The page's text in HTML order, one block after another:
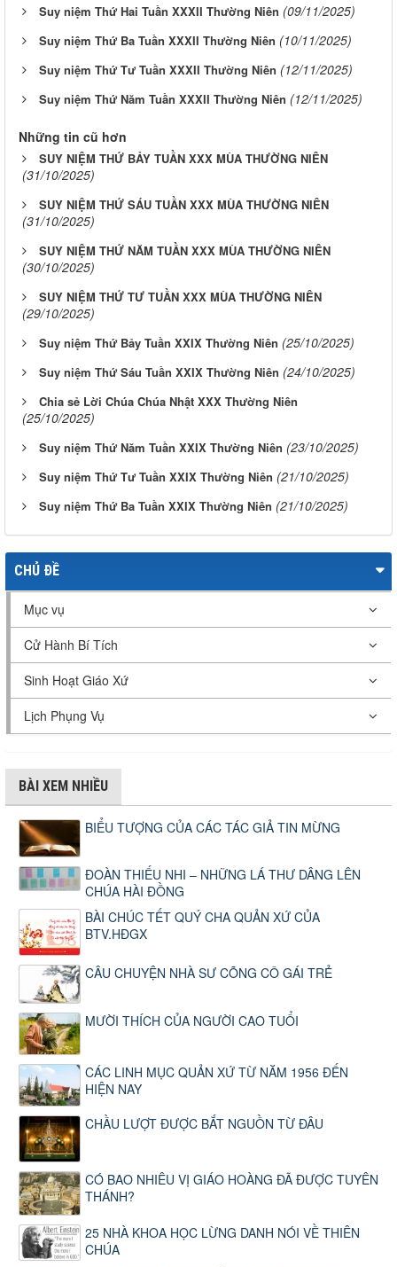
Suy niệm Thứ Hai Tuần XXXII Thường Niên (09/11/2025)
Suy niệm Thứ Ba Tuần XXXII Thường Niên (10/11/2025)
Suy niệm Thứ Tư Tuần XXXII Thường Niên (12/11/2025)
Suy niệm Thứ Năm Tuần XXXII Thường Niên (12/11/2025)
Những tin cũ hơn
SUY NIỆM THỨ BẢY TUẦN XXX MÙA THƯỜNG NIÊN
(31/10/2025)
SUY NIỆM THỨ SÁU TUẦN XXX MÙA THƯỜNG NIÊN
(31/10/2025)
SUY NIỆM THỨ NĂM TUẦN XXX MÙA THƯỜNG NIÊN
(30/10/2025)
SUY NIỆM THỨ TƯ TUẦN XXX MÙA THƯỜNG NIÊN
(29/10/2025)
Suy niệm Thứ Bảy Tuần XXIX Thường Niên (25/10/2025)
Suy niệm Thứ Sáu Tuần XXIX Thường Niên (24/10/2025)
Chia sẻ Lời Chúa Chúa Nhật XXX Thường Niên
(25/10/2025)
Suy niệm Thứ Năm Tuần XXIX Thường Niên (23/10/2025)
Suy niệm Thứ Tư Tuần XXIX Thường Niên (21/10/2025)
Suy niệm Thứ Ba Tuần XXIX Thường Niên (21/10/2025)
CHỦ ĐỀ
Mục vụ
Cử Hành Bí Tích
Sinh Hoạt Giáo Xứ
Lịch Phụng Vụ
BÀI XEM NHIỀU
BIỂU TƯỢNG CỦA CÁC TÁC GIẢ TIN MỪNG
ĐOÀN THIẾU NHI – NHỮNG LÁ THƯ DÂNG LÊN
CHÚA HÀI ĐỒNG
BÀI CHÚC TẾT QUÝ CHA QUẢN XỨ CỦA
BTV.HĐGX
CÂU CHUYỆN NHÀ SƯ CÕNG CÔ GÁI TRẺ
MƯỜI THÍCH CỦA NGƯỜI CAO TUỔI
CÁC LINH MỤC QUẢN XỨ TỪ NĂM 1956 ĐẾN
HIỆN NAY
CHẦU LƯỢT ĐƯỢC BẮT NGUỒN TỪ ĐÂU
CÓ BAO NHIÊU VỊ GIÁO HOÀNG ĐÃ ĐƯỢC TUYÊN
THÁNH?
25 NHÀ KHOA HỌC LỪNG DANH NÓI VỀ THIÊN
CHÚA